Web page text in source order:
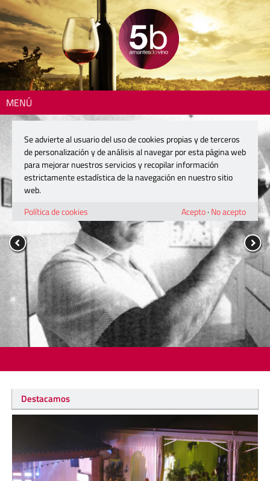
MENÚ
Destacamos
Se advierte al usuario del uso de cookies propias y de terceros
de personalización y de análisis al navegar por esta página web
para mejorar nuestros servicios y recopilar información
estrictamente estadística de la navegación en nuestro sitio
web.
Política de cookies
Acepto· No acepto